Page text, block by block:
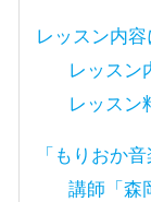
レッスン内
レッスン
レッスン
「もりおか
講師「森